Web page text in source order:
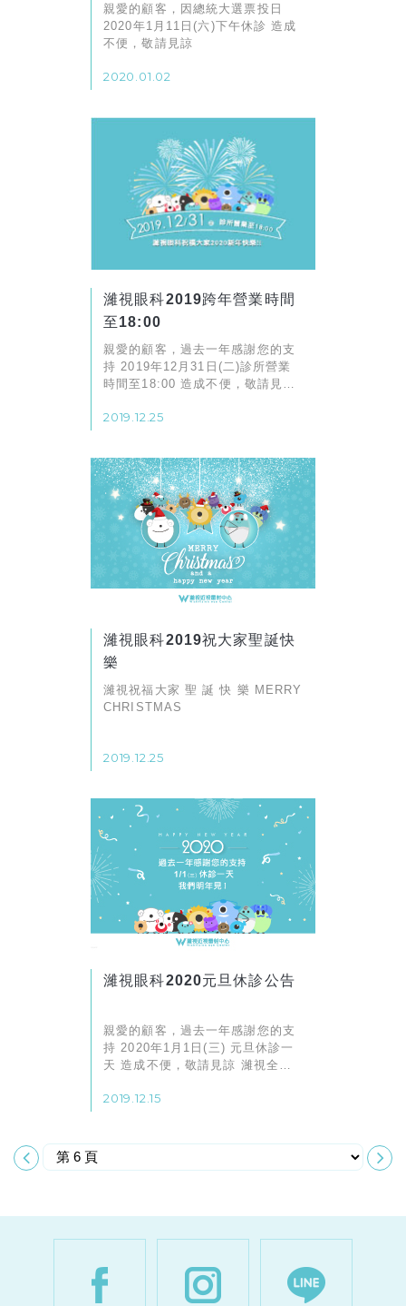
親愛的顧客，因總統大選票投日
2020年1月11日(六)下午休診 造成
不便，敬請見諒
2020.01.02
濰視眼科2019跨年營業時間
至18:00
親愛的顧客，過去一年感謝您的支
持 2019年12月31日(二)診所營業
時間至18:00 造成不便，敬請見諒
2019.12.25
濰視眼科2019祝大家聖誕快
樂
濰視祝福大家 聖 誕 快 樂 MERRY
CHRISTMAS
2019.12.25
濰視眼科2020元旦休診公告
親愛的顧客，過去一年感謝您的支
持 2020年1月1日(三) 元旦休診一
天 造成不便，敬請見諒 濰視全體
2019.12.15